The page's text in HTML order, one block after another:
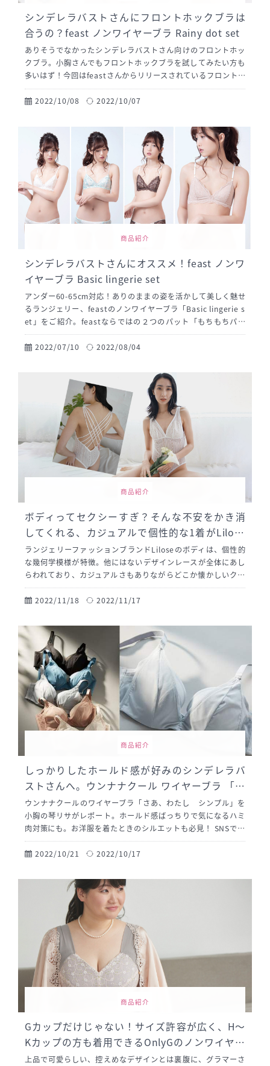
シンデレラバストさんにフロントホックブラは
合うの？feast ノンワイヤーブラ Rainy dot set
ありそうでなかったシンデレラバストさん向けのフロントホッ
クブラ。小胸さんでもフロントホックブラを試してみたい方も
多いはず！今回はfeastさんからリリースされているフロントホ
ックブラの「Rainy dot set」を紹介しシンデレラさん達に報
告いたします。feastのフロントホックブラはシンデレラバスト
2022/10/08 2022/10/07
商品紹介
シンデレラバストさんにオススメ！feast ノンワ
イヤーブラ Basic lingerie set
アンダー60-65cm対応！ありのままの姿を活かして美しく魅せ
るランジェリー、feastのノンワイヤーブラ「Basic lingerie s
et」をご紹介。feastならではの２つのパット「もちもちパッ
ド」「フラットパッド」の使用感もレポートいたします！シン
デレラバストや小胸さんの特化したfeastのご案内もあわせてご
2022/07/10 2022/08/04
商品紹介
ボディってセクシーすぎ？そんな不安をかき消
してくれる、カジュアルで個性的な1着がLilose
にありました。
ランジェリーファッションブランドLiloseのボディは、個性的
な幾何学模様が特徴。他にはないデザインレースが全体にあし
らわれており、カジュアルさもありながらどこか懐かしいクラ
シカルな印象で、「ザ・セクシー」にならないところが嬉しい
ポイントです。
2022/11/18 2022/11/17
商品紹介
しっかりしたホールド感が好みのシンデレラバ
ストさんへ。ウンナナクール ワイヤーブラ 「さ
あ、わたし シンプル」
ウンナナクールのワイヤーブラ「さあ、わたし シンプル」を
小胸の琴リサがレポート。ホールド感ばっちりで気になるハミ
肉対策にも。お洋服を着たときのシルエットも必見！ SNSで小
胸さんやシンデレラバストさん向けの情報発信をしている琴リ
サが今回はウンナナクールのワイヤーブラ「さあ、わたし シ
えしますので、同じ体型の方の参考になれば幸いです！
2022/10/21 2022/10/17
商品紹介
Gカップだけじゃない！サイズ許容が広く、H〜
Kカップの方も着用できるOnlyGのノンワイヤー
ブラ。
上品で可愛らしい、控えめなデザインとは裏腹に、グラマーさ